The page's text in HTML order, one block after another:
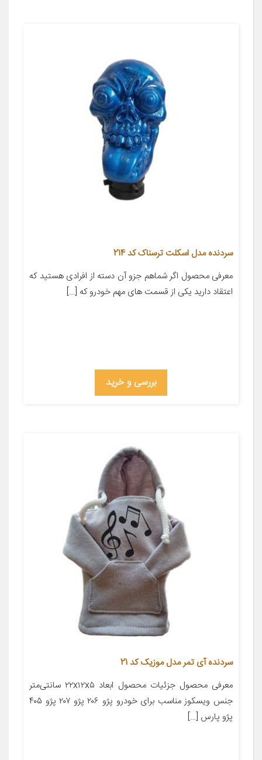
سردنده مدل اسکلت ترسناک کد 214
معرفی محصول اگر شماهم جزو آن دسته از افرادی هستید که
اعتقاد دارید یکی از قسمت های مهم خودرو که […]
بررسی و خرید
سردنده آی تمر مدل موزیک کد 21
معرفی محصول جزئیات محصول ابعاد ۲۲x۱۲x۵ سانتی‌متر
جنس ویسکوز مناسب برای خودرو پژو ۲۰۶ پژو ۲۰۷ پژو ۴۰۵
پژو پارس […]